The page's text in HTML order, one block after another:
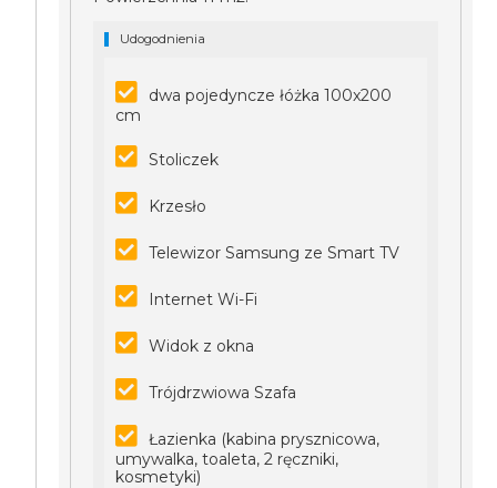
Udogodnienia
dwa pojedyncze łóżka 100x200
cm
Stoliczek
Krzesło
Telewizor Samsung ze Smart TV
Internet Wi-Fi
Widok z okna
Trójdrzwiowa Szafa
Łazienka (kabina prysznicowa,
umywalka, toaleta, 2 ręczniki,
kosmetyki)